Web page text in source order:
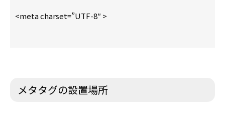
<meta charset=”UTF-8″ >
メタタグの設置場所